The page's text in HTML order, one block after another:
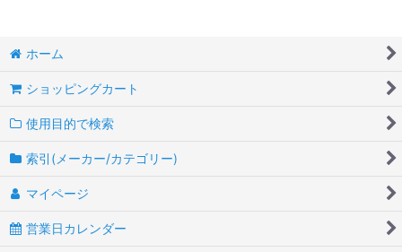
ホーム
ショッピングカート
使用目的で検索
索引(メーカー/カテゴリー)
マイページ
営業日カレンダー